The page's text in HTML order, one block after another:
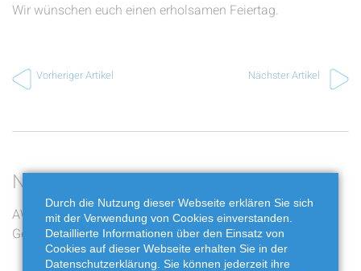
Wir wünschen euch einen erholsamen Feiertag.
Vorheriger Artikel Nächster Artikel
Neueste Beiträge
AWG bewegt: Die zwölf
Gewinner stehen fest
Jakobskreuzkraut und
Buchbaumzünsler richtig
entsorgen
Durch die Nutzung dieser Webseite erklären Sie sich
mit der Verwendung von Cookies einverstanden.
Detaillierte Informationen über den Einsatz von
Cookies auf dieser Webseite erhalten Sie in der
Datenschutzerklärung. Sie können jederzeit ihre